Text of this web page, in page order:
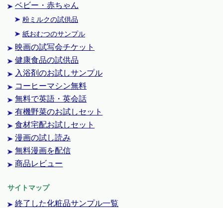
ベビー・赤ちゃん
粉ミルクの試供品
紙おむつのサンプル
映画の試写会チケット
健康食品の試供品
入浴剤のお試しサンプル
コーヒーマシン無料
無料で英語・英会話
有機野菜のお試しセット
食材宅配お試しセット
漫画の試し読み
無料漫画を配信
商品レビュー
サイトマップ
終了した化粧品サンプル一覧